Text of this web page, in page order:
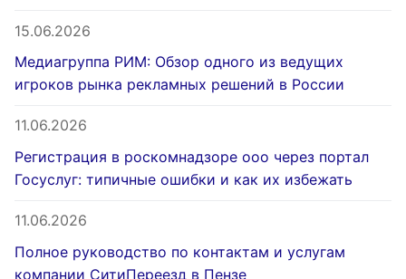
15.06.2026
Медиагруппа РИМ: Обзор одного из ведущих
игроков рынка рекламных решений в России
11.06.2026
Регистрация в роскомнадзоре ооо через портал
Госуслуг: типичные ошибки и как их избежать
11.06.2026
Полное руководство по контактам и услугам
компании СитиПереезд в Пензе